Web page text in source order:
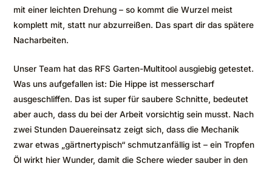
mit einer leichten Drehung – so kommt die Wurzel meist
komplett mit, statt nur abzurreißen. Das spart dir das spätere
Nacharbeiten.
Unser Team hat das RFS Garten-Multitool ausgiebig getestet.
Was uns aufgefallen ist: Die Hippe ist messerscharf
ausgeschliffen. Das ist super für saubere Schnitte, bedeutet
aber auch, dass du bei der Arbeit vorsichtig sein musst. Nach
zwei Stunden Dauereinsatz zeigt sich, dass die Mechanik
zwar etwas „gärtnertypisch“ schmutzanfällig ist – ein Tropfen
Öl wirkt hier Wunder, damit die Schere wieder sauber in den